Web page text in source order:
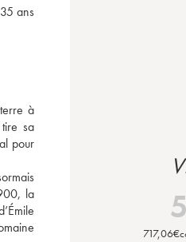
ans
à
sa
pour
la
717,06€